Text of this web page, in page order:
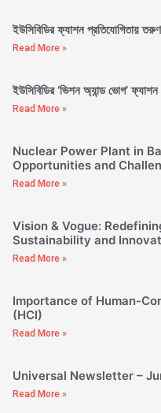
ইউসিবিডির ফ্যাশন প্রতিযোগিতায়
Read More »
ইউসিবিডির ‘ভিশন অ্যান্ড ভোগ’ ফ্যাশন
Read More »
Nuclear Power Plant in
Opportunities and
Read More »
Vision & Vogue:
Sustainability and
Read More »
Importance of Human-
(HCI)
Read More »
Universal Newsletter –
Read More »